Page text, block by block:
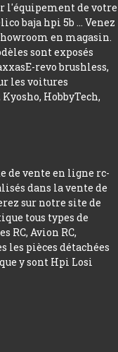
l'équipement de votre
baja hpi 5b ... Venez
en magasin.
sont exposés
revo brushless,
les voitures
HobbyTech,
de vente en ligne rc-
dans la vente de
sur notre site de
tous types de
RC, Avion RC,
les pièces détachées
y sont Hpi Losi